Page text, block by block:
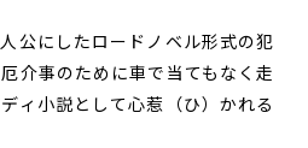
公にしたロードノベル形式の犯
介事のために車で当てもなく走
ィ小説として心惹（ひ）かれる